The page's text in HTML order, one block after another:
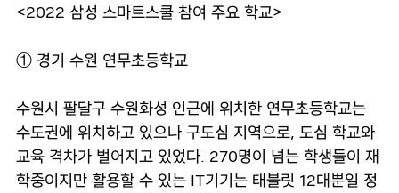
<2022 삼성 스마트스쿨 참여 주요 학교>
① 경기 수원 연무초등학교
수원시 팔달구 수원화성 인근에 위치한 연무초등학교는
수도권에 위치하고 있으나 구도심 지역으로, 도심 학교와
교육 격차가 벌어지고 있었다. 270명이 넘는 학생들이 재
학중이지만 활용할 수 있는 IT기기는 태블릿 12대뿐일 정